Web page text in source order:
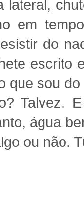
lateral,
em
do
escrito
que sou
Talvez.
água
ou não.